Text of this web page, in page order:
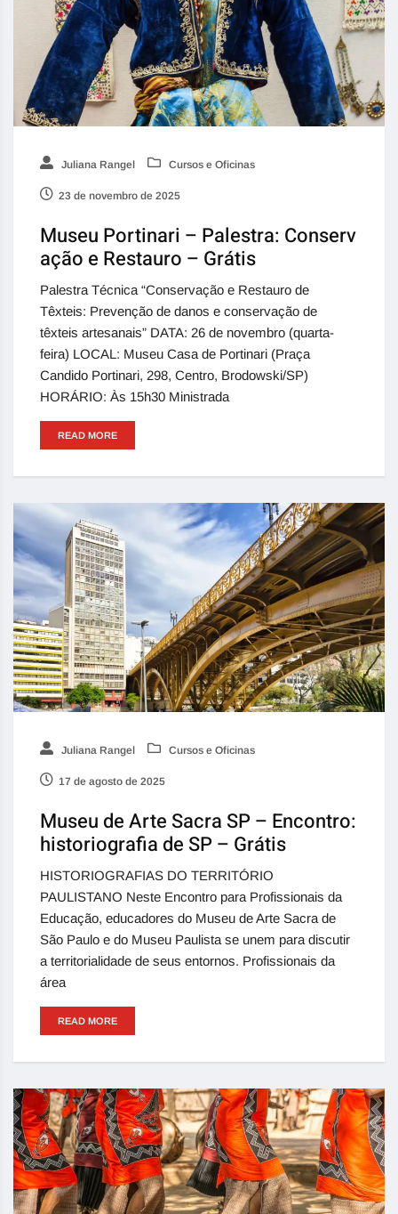
Juliana Rangel Cursos e Oficinas
23 de novembro de 2025
Museu Portinari – Palestra: Conserv
ação e Restauro – Grátis
Palestra Técnica “Conservação e Restauro de
Têxteis: Prevenção de danos e conservação de
têxteis artesanais” DATA: 26 de novembro (quarta-
feira) LOCAL: Museu Casa de Portinari (Praça
Candido Portinari, 298, Centro, Brodowski/SP)
HORÁRIO: Às 15h30 Ministrada
READ MORE
Juliana Rangel Cursos e Oficinas
17 de agosto de 2025
Museu de Arte Sacra SP – Encontro:
historiografia de SP – Grátis
HISTORIOGRAFIAS DO TERRITÓRIO
PAULISTANO Neste Encontro para Profissionais da
Educação, educadores do Museu de Arte Sacra de
São Paulo e do Museu Paulista se unem para discutir
a territorialidade de seus entornos. Profissionais da
área
READ MORE